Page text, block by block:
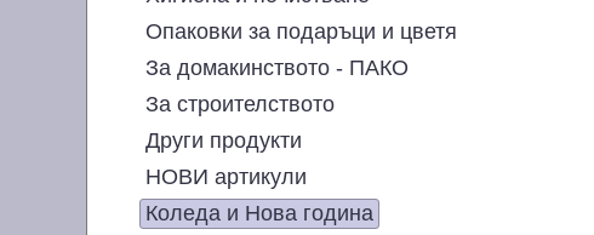
Опаковки за подаръци и цветя
За домакинството - ПАКО
За строителството
Други продукти
НОВИ артикули
Коледа и Нова година